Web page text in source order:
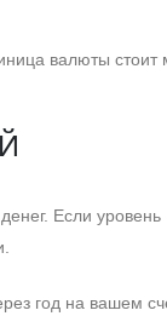
валюты стоит
Eсли уровень
год на вашем